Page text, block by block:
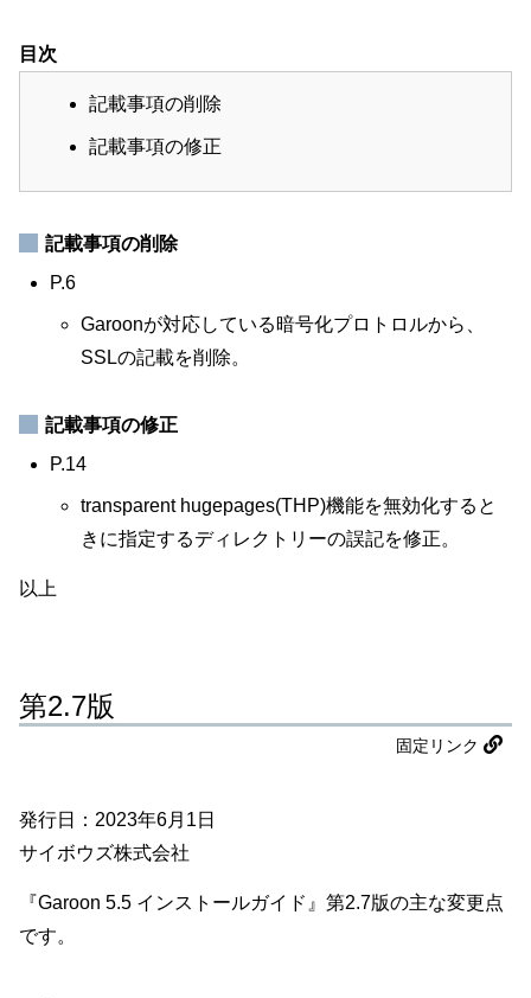
目次
記載事項の削除
記載事項の修正
記載事項の削除
P.6
Garoonが対応している暗号化プロトロルから、
SSLの記載を削除。
記載事項の修正
P.14
transparent hugepages(THP)機能を無効化すると
きに指定するディレクトリーの誤記を修正。
以上
第2.7版
固定リンク
発行日：2023年6月1日
サイボウズ株式会社
『Garoon 5.5 インストールガイド』第2.7版の主な変更点
です。